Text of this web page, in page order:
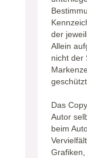
der
Allein
nicht der
Das
Autor
beim
Grafiken,